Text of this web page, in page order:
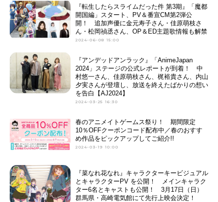
『転生したらスライムだった件 第3期』「魔都
開国編」スタート、PV＆番宣CM第2弾公
開！ 追加声優に金元寿子さん・佳原萌枝さ
ん・松岡禎丞さん、OP＆ED主題歌情報も解禁
2024-06-08 15:00
『アンデッドアンラック』「AnimeJapan
2024」ステージの公式レポートが到着！ 中
村悠一さん、佳原萌枝さん、梶裕貴さん、内山
夕実さんが登壇し、放送を終えたばかりの想い
を告白【AJ2024】
2024-03-25 16:30
春のアニメイトゲームス祭り！ 期間限定
10％OFFクーポンコード配布中／春のおすす
め作品をピックアップしてご紹介!!
2024-03-19 10:00
『菜なれ花なれ』キャラクターキービジュアル
とキャラクターPV を公開！ メインキャラク
ター6名とキャストも公開！ 3月17日（日）
群馬県・高崎電気館にて先行上映会決定！